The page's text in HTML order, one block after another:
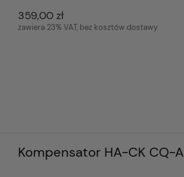
359,00 zł
zawiera 23% VAT, bez kosztów dostawy
Kompensator HA-CK CQ-A